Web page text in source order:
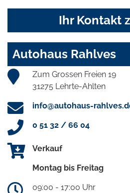
Ihr Kontakt
Autohaus Rahlves
Zum Grossen Freien 19
31275 Lehrte-Ahlten
info@autohaus-
0 51 32 / 66 04
Verkauf
Montag bis Freitag
09:00 - 17:00 Uhr